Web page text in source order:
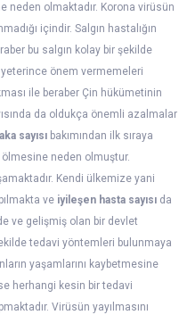
neden olmaktadır. Korona virüsün
içindir. Salgın hastalığın
bu salgın kolay bir şekilde
yeterince önem vermemeleri
ile beraber Çin hükümetinin
da oldukça önemli azalmalar
sayısı bakımından ilk sıraya
neden olmuştur.
Kendi ülkemize yani
ve iyileşen hasta sayısı da
ve gelişmiş olan bir devlet
tedavi yöntemleri bulunmaya
yaşamlarını kaybetmesine
herhangi kesin bir tedavi
Virüsün yayılmasını